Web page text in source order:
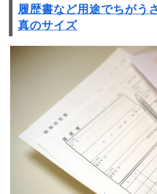
履歴書など用途でちがう
真のサイズ